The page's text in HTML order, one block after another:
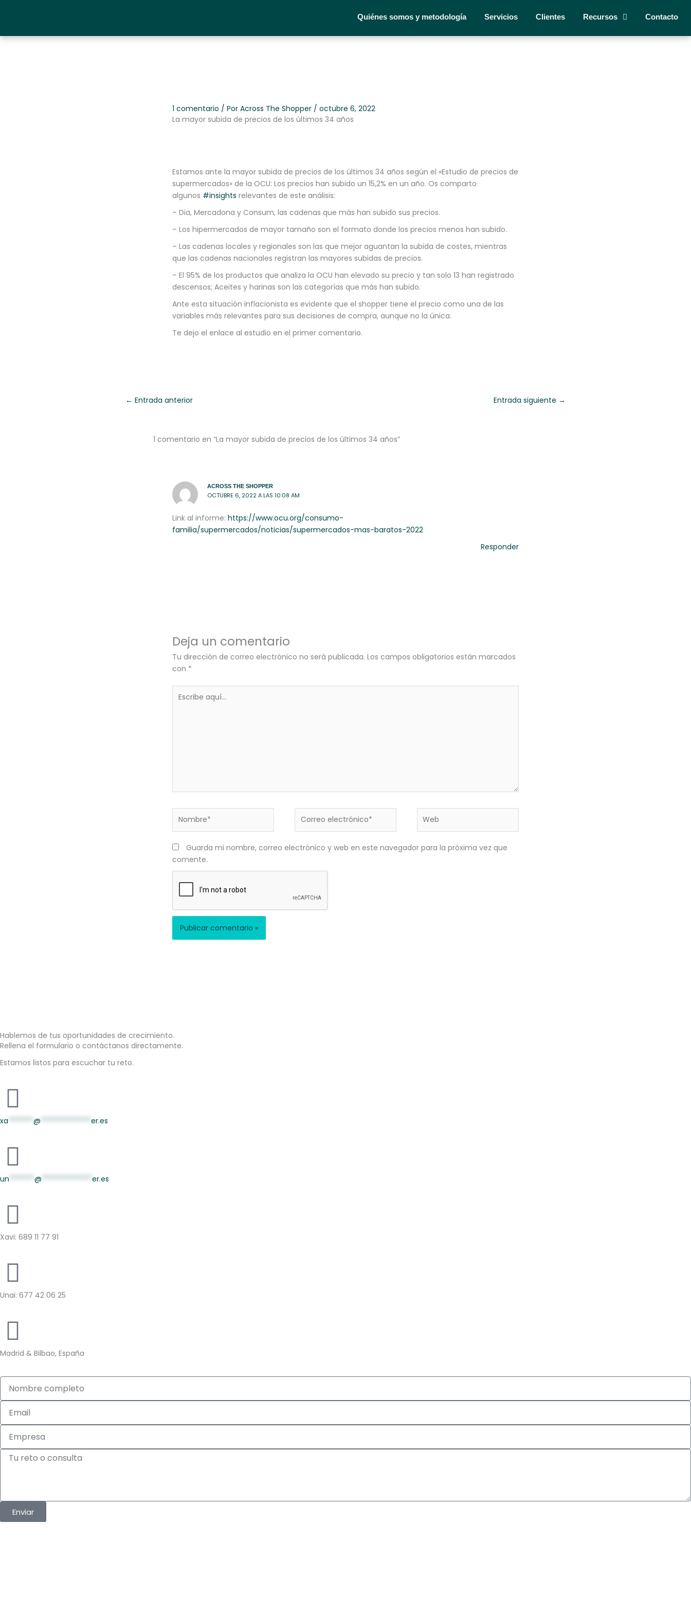
Quiénes somos y metodología Servicios Clientes Recursos Contacto
1 comentario / PorAcross The Shopper /octubre 6, 2022
La mayor subida de precios de los últimos 34 años
Estamos ante la mayor subida de precios de los últimos 34 años según el «Estudio de precios de
supermercados» de la OCU: Los precios han subido un 15,2% en un año. Os comparto
algunos #insights relevantes de este análisis:
– Dia, Mercadona y Consum, las cadenas que más han subido sus precios.
– Los hipermercados de mayor tamaño son el formato donde los precios menos han subido.
– Las cadenas locales y regionales son las que mejor aguantan la subida de costes, mientras
que las cadenas nacionales registran las mayores subidas de precios.
– El 95% de los productos que analiza la OCU han elevado su precio y tan solo 13 han registrado
descensos; Aceites y harinas son las categorías que más han subido.
Ante esta situación inflacionista es evidente que el shopper tiene el precio como una de las
variables más relevantes para sus decisiones de compra, aunque no la única.
Te dejo el enlace al estudio en el primer comentario.
← Entrada anterior Entrada siguiente →
1 comentario en “La mayor subida de precios de los últimos 34 años”
ACROSS THE SHOPPER
OCTUBRE 6, 2022 A LAS 10:08 AM
Link al informe:https://www.ocu.org/consumo-
familia/supermercados/noticias/supermercados-mas-baratos-2022
Responder
Deja un comentario
Tu dirección de correo electrónico no será publicada. Los campos obligatorios están marcados
con *
aquí...
electrónico*
Guarda mi nombre, correo electrónico y web en este navegador para la próxima vez que
comente.
Hablemos de tus oportunidades de crecimiento.
Rellena el formulario o contáctanos directamente.
Estamos listos para escuchar tu reto.
xa ******* @ ************** er.es
un ******* @ ************** er.es
Xavi: 689 11 77 91
Unai: 677 42 06 25
Madrid & Bilbao, España
Nombre
completo
Email
Empresa
Tu
Enviar